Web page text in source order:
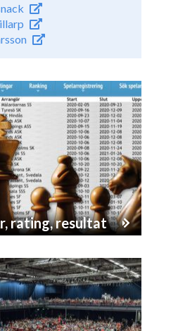
rating, resultat